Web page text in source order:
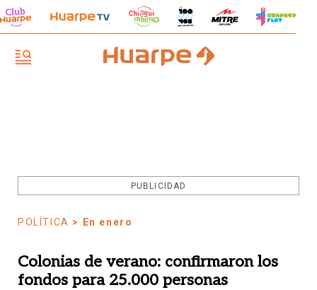
PUBLICIDAD
POLÍTICA > En enero
Colonias de verano: confirmaron los
fondos para 25.000 personas